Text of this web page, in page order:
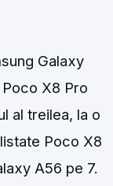
Galaxy
X8 Pro
al treilea, la o
Poco X8
A56 pe 7.